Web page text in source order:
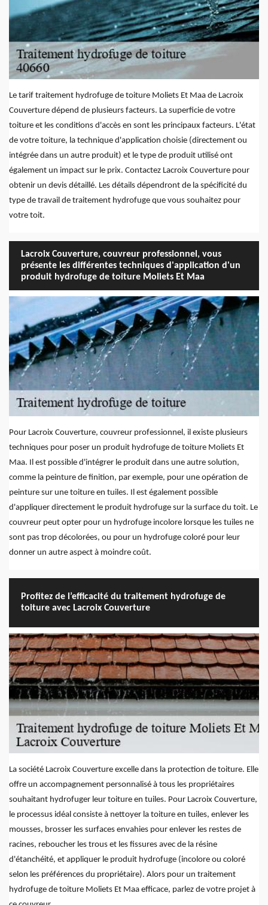
Le tarif traitement hydrofuge de toiture Moliets Et Maa de Lacroix
Couverture dépend de plusieurs facteurs. La superficie de votre
toiture et les conditions d'accès en sont les principaux facteurs. L'état
de votre toiture, la technique d'application choisie (directement ou
intégrée dans un autre produit) et le type de produit utilisé ont
également un impact sur le prix. Contactez Lacroix Couverture pour
obtenir un devis détaillé. Les détails dépendront de la spécificité du
type de travail de traitement hydrofuge que vous souhaitez pour
votre toit.
Lacroix Couverture, couvreur professionnel, vous
présente les différentes techniques d'application d'un
produit hydrofuge de toiture Moliets Et Maa
Pour Lacroix Couverture, couvreur professionnel, il existe plusieurs
techniques pour poser un produit hydrofuge de toiture Moliets Et
Maa. Il est possible d'intégrer le produit dans une autre solution,
comme la peinture de finition, par exemple, pour une opération de
peinture sur une toiture en tuiles. Il est également possible
d'appliquer directement le produit hydrofuge sur la surface du toit. Le
couvreur peut opter pour un hydrofuge incolore lorsque les tuiles ne
sont pas trop décolorées, ou pour un hydrofuge coloré pour leur
donner un autre aspect à moindre coût.
Profitez de l’efficacité du traitement hydrofuge de
toiture avec Lacroix Couverture
La société Lacroix Couverture excelle dans la protection de toiture. Elle
offre un accompagnement personnalisé à tous les propriétaires
souhaitant hydrofuger leur toiture en tuiles. Pour Lacroix Couverture,
le processus idéal consiste à nettoyer la toiture en tuiles, enlever les
mousses, brosser les surfaces envahies pour enlever les restes de
racines, reboucher les trous et les fissures avec de la résine
d'étanchéité, et appliquer le produit hydrofuge (incolore ou coloré
selon les préférences du propriétaire). Alors pour un traitement
hydrofuge de toiture Moliets Et Maa efficace, parlez de votre projet à